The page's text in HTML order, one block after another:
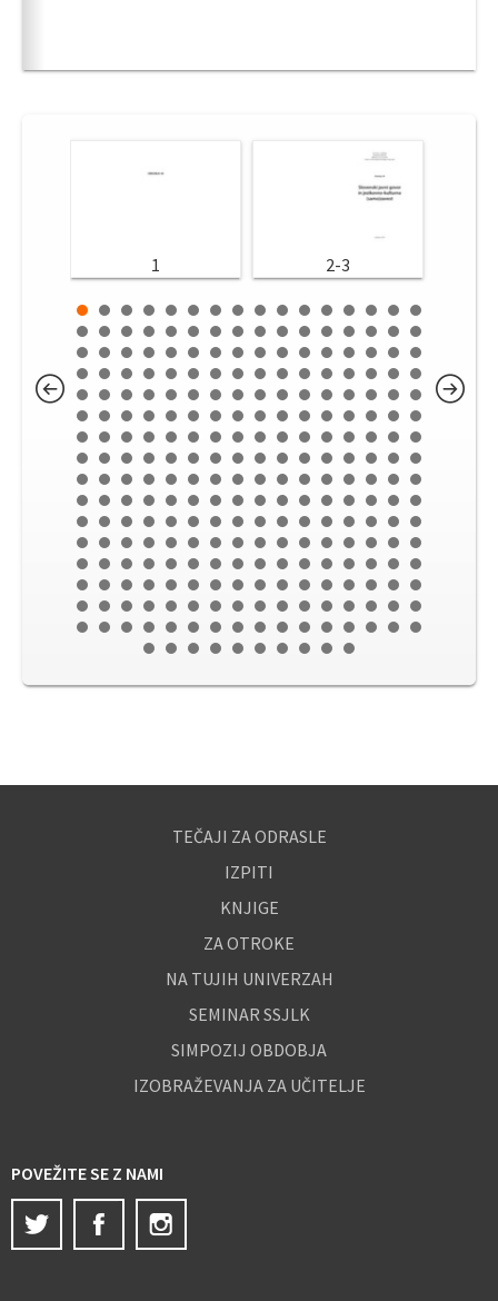
1 2-3
TEČAJI ZA ODRASLE
IZPITI
KNJIGE
ZA OTROKE
NA TUJIH UNIVERZAH
SEMINAR SSJLK
SIMPOZIJ OBDOBJA
IZOBRAŽEVANJA ZA UČITELJE
POVEŽITE SE Z NAMI
Twitter
Facebook